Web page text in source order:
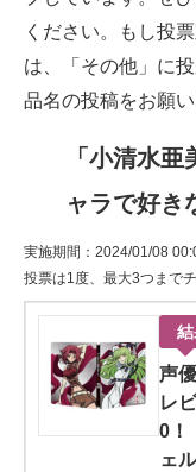
ください。もし投
は、「その他」に
品名の投稿をお願い
「小清水
ャラで好き
実施期間：2024/01/08
投票は1度、最大3つまで
声
レ
0！
ェ